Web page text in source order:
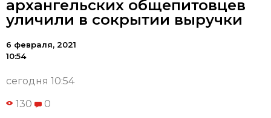
архангельских общепитовцев
уличили в сокрытии выручки
6 февраля, 2021
10:54
сегодня 10:54
130 0